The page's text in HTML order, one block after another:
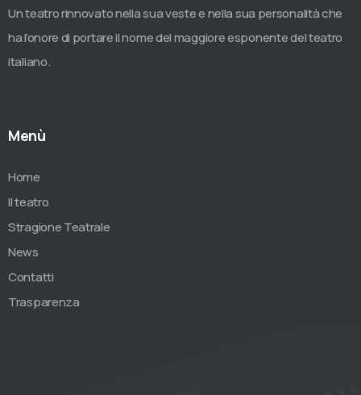
Un teatro rinnovato nella sua veste e nella sua personalità che
ha l’onore di portare il nome del maggiore esponente del teatro
italiano.
Menù
Home
Il teatro
Stragione Teatrale
News
Contatti
Trasparenza